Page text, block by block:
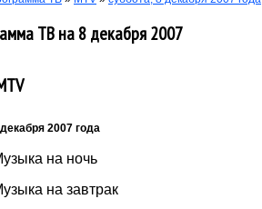
ТВ на 8 декабря 2007
2007 года
на ночь
на завтрак